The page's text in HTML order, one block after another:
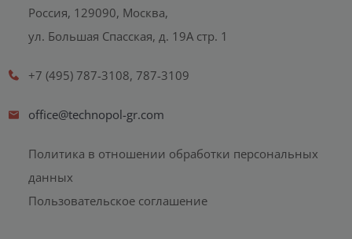
Россия, 129090, Москва,
ул. Большая Спасская, д. 19А стр. 1
+7 (495) 787-3108, 787-3109
office@technopol-gr.com
Политика в отношении обработки персональных
данных
Пользовательское соглашение